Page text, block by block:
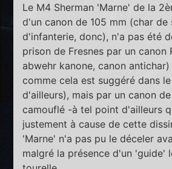
Le M4 Sherman 'Marne' de la
d'un canon de 105 mm (char de
d'infanterie, donc), n'a pas été
prison de Fresnes par un canon
abwehr kanone, canon
comme cela est suggéré dans
d'ailleurs), mais par un canon
camouflé -à tel point d'ailleurs
justement à cause de cette
'Marne' n'a pas pu le déceler
malgré la présence d'un 'guide'